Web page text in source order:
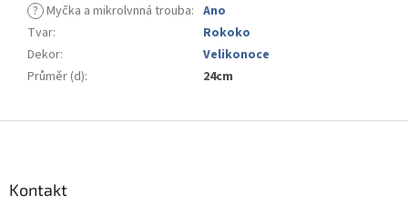
? Myčka a mikrolvnná trouba: Ano
Tvar:
Rokoko
Dekor:
Velikonoce
Průměr (d): 24cm
Kontakt